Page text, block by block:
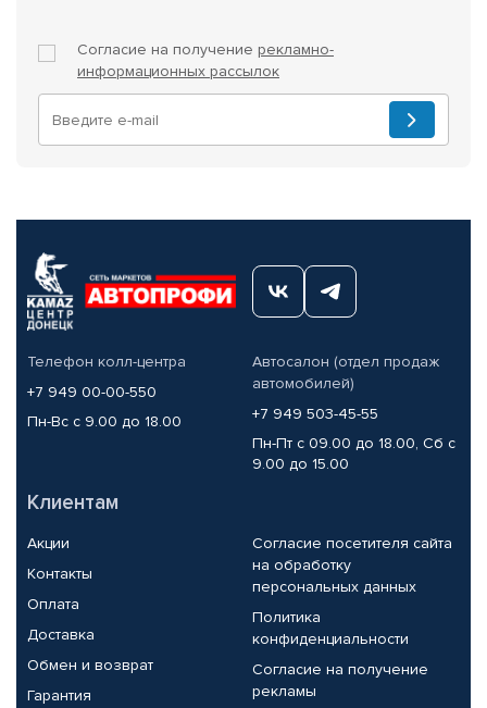
Согласие на получение рекламно-
информационных рассылок
Телефон колл-центра
+7 949 00-00-550
Пн-Вс с 9.00 до 18.00
Автосалон (отдел продаж
автомобилей)
+7 949 503-45-55
Пн-Пт с 09.00 до 18.00, Сб с
9.00 до 15.00
Клиентам
Акции
Контакты
Оплата
Доставка
Обмен и возврат
Гарантия
Согласие посетителя сайта
на обработку
персональных данных
Политика
конфиденциальности
Согласие на получение
рекламы